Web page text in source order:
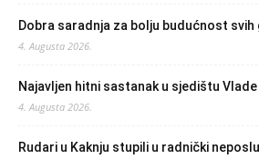
Dobra saradnja za bolju budućnost svih
4. Augusta 2026.
Najavljen hitni sastanak u sjedištu Vlade
4. Augusta 2026.
Rudari u Kaknju stupili u radnički